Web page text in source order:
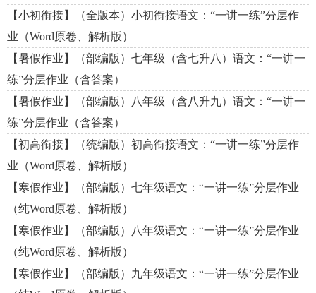
【小初衔接】（全版本）小初衔接语文：“一讲一练”分层作
业（Word原卷、解析版）
【暑假作业】（部编版）七年级（含七升八）语文：“一讲一
练”分层作业（含答案）
【暑假作业】（部编版）八年级（含八升九）语文：“一讲一
练”分层作业（含答案）
【初高衔接】（统编版）初高衔接语文：“一讲一练”分层作
业（Word原卷、解析版）
【寒假作业】（部编版）七年级语文：“一讲一练”分层作业
（纯Word原卷、解析版）
【寒假作业】（部编版）八年级语文：“一讲一练”分层作业
（纯Word原卷、解析版）
【寒假作业】（部编版）九年级语文：“一讲一练”分层作业